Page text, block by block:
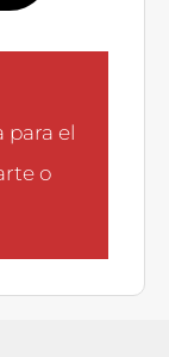
para el
o